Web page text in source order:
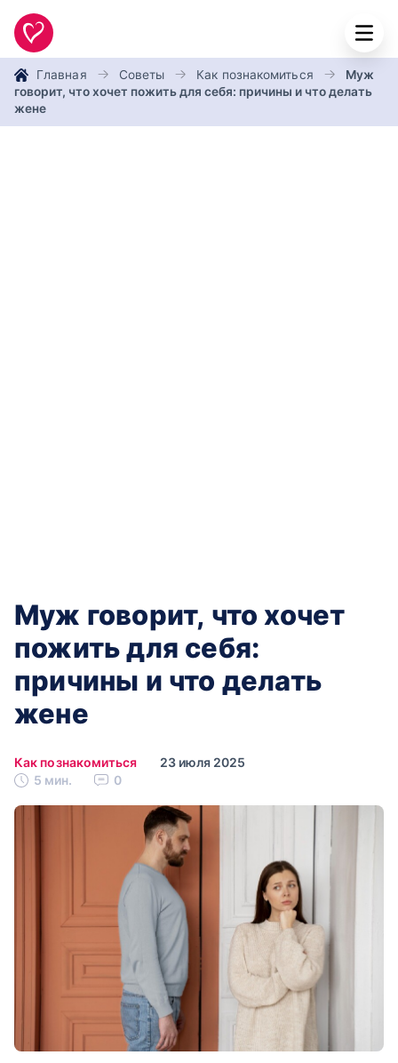
Главная Советы Как познакомиться
Муж
говорит, что хочет пожить для себя: причины и что делать
жене
Муж говорит, что хочет
пожить для себя:
причины и что делать
жене
Как познакомиться
23 июля 2025
5 мин.
0